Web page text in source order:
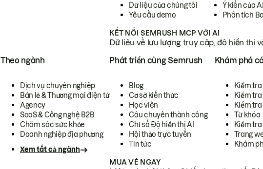
Dữ liệu của chúng tôi
Yêu cầu demo
Ý kiến của
Phân tích
KẾT NỐI SEMRUSH MCP VỚI AI
Dữ liệu về lưu lượng truy cập, độ hiển thị
Theo ngành
Dịch vụ chuyên nghiệp
Bán lẻ & Thương mại điện tử
Agency
SaaS & Công nghệ B2B
Chăm sóc sức khỏe
Doanh nghiệp địa phương
Xem tất cả ngành
Phát triển cùng Semrush
Blog
Cơ sở kiến thức
Học viện
Câu chuyên thành công
Chỉ số Độ hiển thị AI
Hội thảo trực tuyến
Tin tức
Khám phá
Kiểm
Kiểm tra
Kiểm
Từ khóa
Kiểm
Trang
Khám
MUA VÉ NGAY